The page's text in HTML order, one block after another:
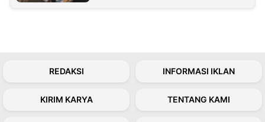
REDAKSI INFORMASI IKLAN
KIRIM KARYA TENTANG KAMI